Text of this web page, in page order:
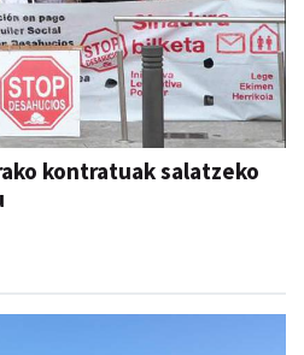
kontratuak salatzeko